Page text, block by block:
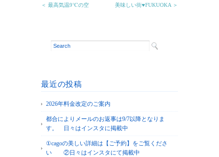
＜ 最高気温9℃の空 美味しい街♥FUKUOKA ＞
最近の投稿
2026年料金改定のご案内
都合によりメールのお返事は9/7以降となりま
す。 日々はインスタに掲載中
①cagoの美しい詳細は【ご予約】をご覧くださ
い ②日々はインスタにて掲載中